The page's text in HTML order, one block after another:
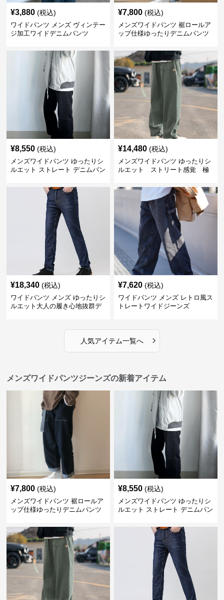
¥3,880 (税込)
ワイドパンツ メンズ ヴィンテー
ジ加工ワイドデニムパンツ
¥7,800 (税込)
メンズワイドパンツ 裾ロールア
ップ仕様ゆったりデニムパンツ
¥8,550 (税込)
メンズワイドパンツ ゆったりシ
ルエット ストレート デニムパン
¥14,480 (税込)
メンズワイドパンツ ゆったりシ
ルエット ストリート感覚 極
¥18,340 (税込)
ワイドパンツ メンズ ゆったりシ
ルエット大人の履き心地抜群デ
¥7,620 (税込)
ワイドパンツ メンズ レトロ風ス
トレートワイドジーンズ
人気アイテム一覧へ ›
メンズワイドパンツジーンズの新着アイテム
¥7,800 (税込)
メンズワイドパンツ 裾ロールア
ップ仕様ゆったりデニムパンツ
¥8,550 (税込)
メンズワイドパンツ ゆったりシ
ルエット ストレート デニムパン